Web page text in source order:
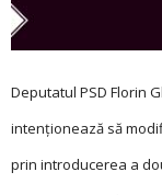
Deputatul PSD Florin
intenţionează să
prin introducerea a